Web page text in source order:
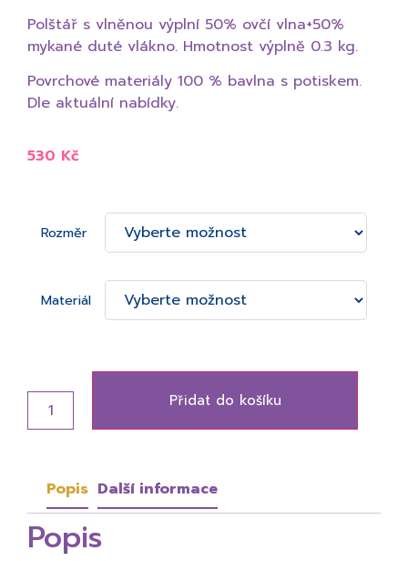
Polštář s vlněnou výplní 50% ovčí vlna+50%
mykané duté vlákno. Hmotnost výplně 0.3 kg.
Povrchové materiály 100 % bavlna s potiskem.
Dle aktuální nabídky.
530 Kč
Rozměr
Materiál
Přidat do košíku
Popis Další informace
Popis